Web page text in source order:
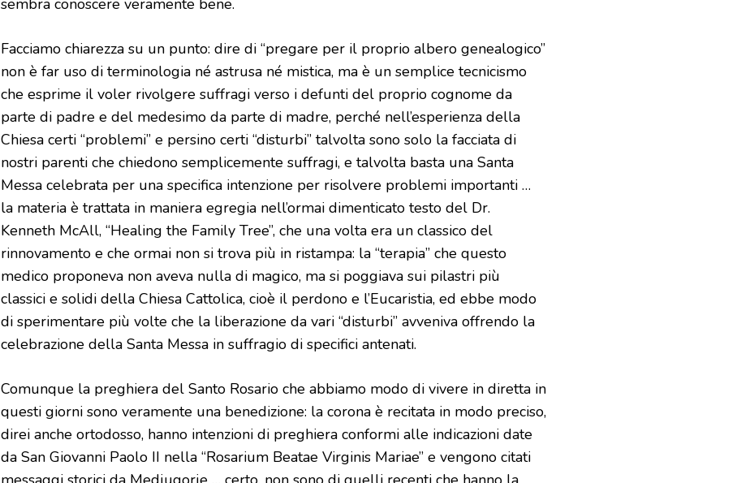
Facciamo chiarezza su un punto: dire di “pregare per il proprio albero genealogico”
non è far uso di terminologia né astrusa né mistica, ma è un semplice tecnicismo
che esprime il voler rivolgere suffragi verso i defunti del proprio cognome da
parte di padre e del medesimo da parte di madre, perché nell’esperienza della
Chiesa certi “problemi” e persino certi “disturbi” talvolta sono solo la facciata di
nostri parenti che chiedono semplicemente suffragi, e talvolta basta una Santa
Messa celebrata per una specifica intenzione per risolvere problemi importanti …
la materia è trattata in maniera egregia nell’ormai dimenticato testo del Dr.
Kenneth McAll, “Healing the Family Tree”, che una volta era un classico del
rinnovamento e che ormai non si trova più in ristampa: la “terapia” che questo
medico proponeva non aveva nulla di magico, ma si poggiava sui pilastri più
classici e solidi della Chiesa Cattolica, cioè il perdono e l’Eucaristia, ed ebbe modo
di sperimentare più volte che la liberazione da vari “disturbi” avveniva offrendo la
celebrazione della Santa Messa in suffragio di specifici antenati.
Comunque la preghiera del Santo Rosario che abbiamo modo di vivere in diretta in
questi giorni sono veramente una benedizione: la corona è recitata in modo preciso,
direi anche ortodosso, hanno intenzioni di preghiera conformi alle indicazioni date
da San Giovanni Paolo II nella “Rosarium Beatae Virginis Mariae” e vengono citati